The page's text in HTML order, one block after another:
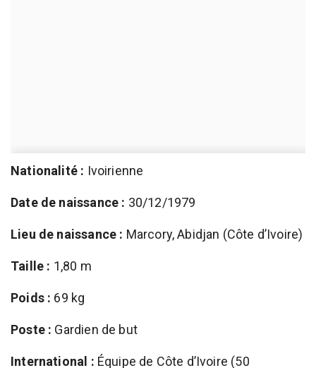
Nationalité : Ivoirienne
Date de naissance : 30/12/1979
Lieu de naissance : Marcory, Abidjan (Côte d’Ivoire)
Taille : 1,80 m
Poids : 69 kg
Poste : Gardien de but
International : Équipe de Côte d’Ivoire (50